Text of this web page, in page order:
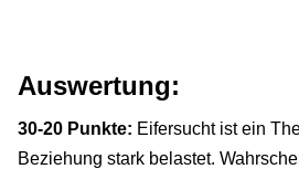
Auswertung:
30-20 Punkte: Eifersucht ist ein
Beziehung stark belastet.